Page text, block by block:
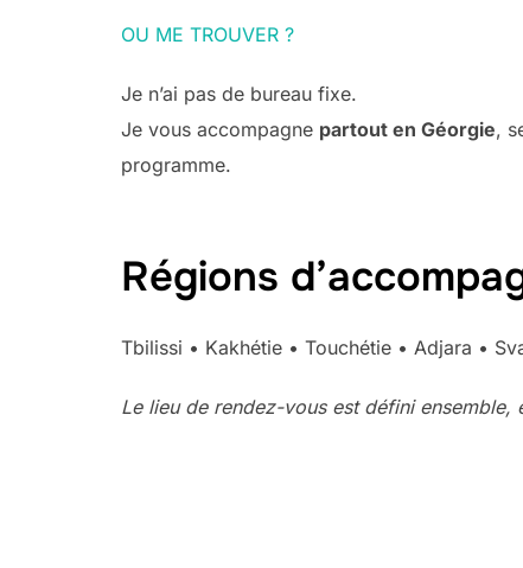
OU ME TROUVER ?
Je n’ai pas de bureau fixe.
Je vous accompagne partout en Géorgie,
programme.
Régions
Tbilissi • Kakhétie • Touchétie • Adjara •
Le lieu de rendez-vous est défini